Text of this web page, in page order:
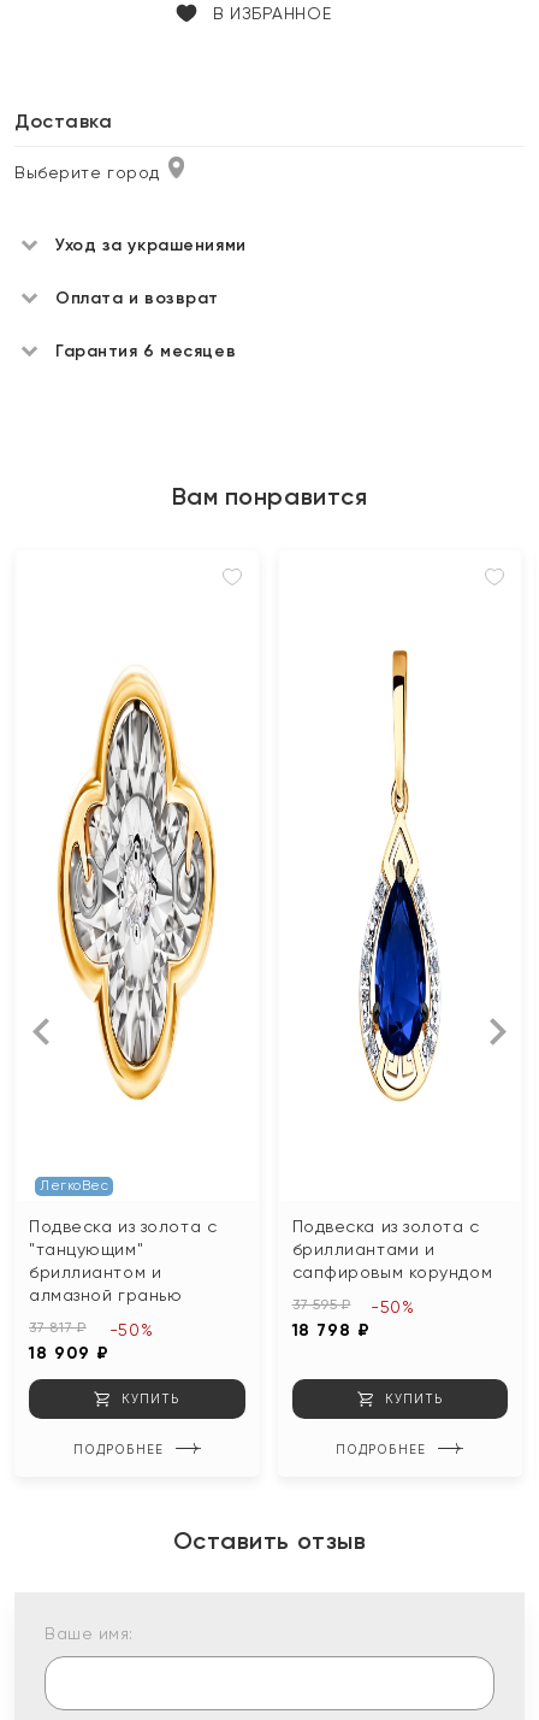
В ИЗБРАННОЕ
Доставка
Выберите город
Уход за украшениями
Оплата и возврат
Гарантия 6 месяцев
Вам понравится
ЛегкоВес
Подвеска из золота с
"танцующим"
бриллиантом и
алмазной гранью
37 817 ₽
18 909 ₽
-50%
КУПИТЬ
ПОДРОБНЕЕ
Подвеска из золота с
бриллиантами и
сапфировым корундом
37 595 ₽
18 798 ₽
-50%
КУПИТЬ
ПОДРОБНЕЕ
Оставить отзыв
Ваше имя: